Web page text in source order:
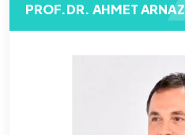
PROF.DR. AHMET ARNAZ